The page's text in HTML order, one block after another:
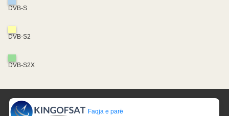
DVB-S
DVB-S2
DVB-S2X
Faqja e parë